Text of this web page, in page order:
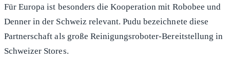
Für Europa ist besonders die Kooperation mit Robobee und
Denner in der Schweiz relevant. Pudu bezeichnete diese
Partnerschaft als große Reinigungsroboter-Bereitstellung in
Schweizer Stores.